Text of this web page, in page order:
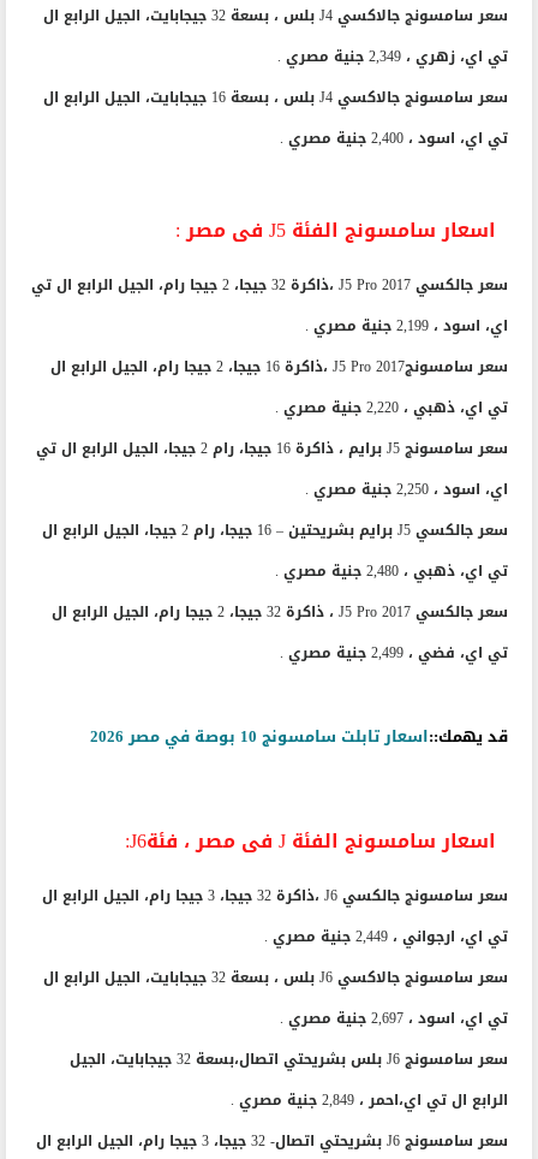
سعر سامسونج جالاكسي J4 بلس ، بسعة 32 جيجابايت، الجيل الرابع ال
تي اي، زهري ، 2,349 جنية مصري .
سعر سامسونج جالاكسي J4 بلس ، بسعة 16 جيجابايت، الجيل الرابع ال
تي اي، اسود ، 2,400 جنية مصري .
اسعار سامسونج الفئة J5 فى مصر :
سعر جالكسي J5 Pro 2017 ،ذاكرة 32 جيجا، 2 جيجا رام، الجيل الرابع ال تي
اي، اسود ، 2,199 جنية مصري .
سعر سامسونجJ5 Pro 2017 ،ذاكرة 16 جيجا، 2 جيجا رام، الجيل الرابع ال
تي اي، ذهبي ، 2,220 جنية مصري .
سعر سامسونج J5 برايم ، ذاكرة 16 جيجا، رام 2 جيجا، الجيل الرابع ال تي
اي، اسود ، 2,250 جنية مصري .
سعر جالكسي J5 برايم بشريحتين – 16 جيجا، رام 2 جيجا، الجيل الرابع ال
تي اي، ذهبي ، 2,480 جنية مصري .
سعر جالكسي J5 Pro 2017 ، ذاكرة 32 جيجا، 2 جيجا رام، الجيل الرابع ال
تي اي، فضي ، 2,499 جنية مصري .
قد يهمك::اسعار تابلت سامسونج 10 بوصة في مصر 2026
اسعار سامسونج الفئة J فى مصر ، فئةJ6:
سعر سامسونج جالكسي J6 ،ذاكرة 32 جيجا، 3 جيجا رام، الجيل الرابع ال
تي اي، ارجواني ، 2,449 جنية مصري .
سعر سامسونج جالاكسي J6 بلس ، بسعة 32 جيجابايت، الجيل الرابع ال
تي اي، اسود ، 2,697 جنية مصري .
سعر سامسونج J6 بلس بشريحتي اتصال،بسعة 32 جيجابايت، الجيل
الرابع ال تي اي،احمر ، 2,849 جنية مصري .
سعر سامسونج J6 بشريحتي اتصال- 32 جيجا، 3 جيجا رام، الجيل الرابع ال